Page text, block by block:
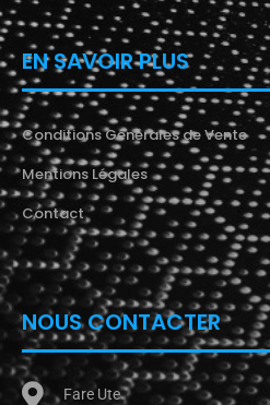
EN SAVOIR PLUS
Conditions Générales de Vente
Mentions Légales
Contact
NOUS CONTACTER
Fare Ute